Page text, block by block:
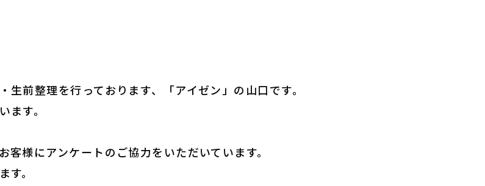
前整理を行っております、「アイゼン」の山口です。
す。
様にアンケートのご協力をいただいています。
。